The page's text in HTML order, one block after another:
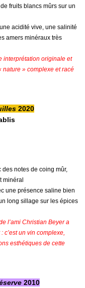
fruits blancs mûrs sur un
acidité vive, une salinité
amers minéraux très
interprétation originale et
nature » complexe et racé
2020
des notes de coing mûr,
minéral
une présence saline bien
long sillage sur les épices
l’ami Christian Beyer a
c’est un vin complexe,
esthétiques de cette
2010